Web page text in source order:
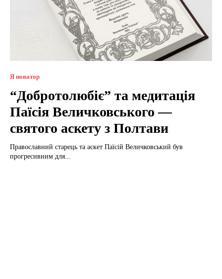
Я новатор
“Добротолюбіє” та медитація
Паїсія Величковського —
святого аскету з Полтави
Православний старець та аскет Паїсій Величковський був
прогресивним для...